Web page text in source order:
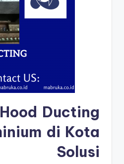
Ducting
di Kota
Solusi